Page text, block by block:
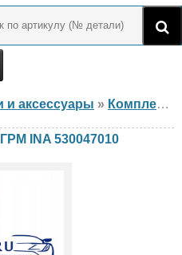
и аксессуары » Комплект ГРМ
INA 530047010